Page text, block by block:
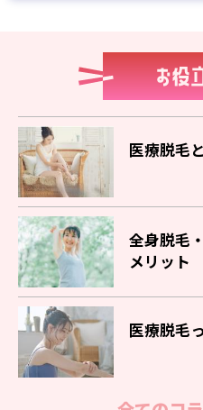
医療脱毛
全身脱毛
メリット
医療脱毛